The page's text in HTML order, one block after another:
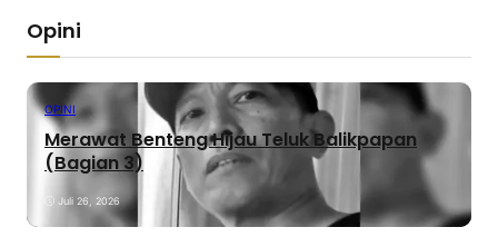
Opini
OPINI
Merawat Benteng Hijau Teluk Balikpapan
(Bagian 3)
Juli 26, 2026